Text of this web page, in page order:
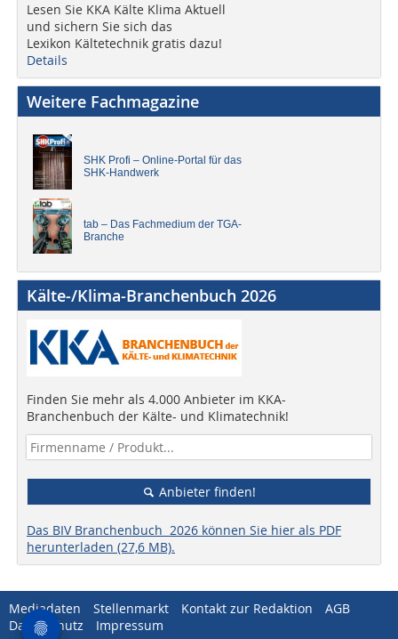
Lesen Sie KKA Kälte Klima Aktuell
und sichern Sie sich das
Lexikon Kältetechnik gratis dazu!
Details
Weitere Fachmagazine
SHK Profi – Online-Portal für das
SHK-Handwerk
tab – Das Fachmedium der TGA-
Branche
Kälte-/Klima-Branchenbuch 2026
Finden Sie mehr als 4.000 Anbieter im KKA-
Branchenbuch der Kälte- und Klimatechnik!
Anbieter finden!
Das BIV Branchenbuch 2026 können Sie hier als PDF
herunterladen (27,6 MB).
Mediadaten Stellenmarkt Kontakt zur Redaktion
AGB
Datenschutz
Impressum